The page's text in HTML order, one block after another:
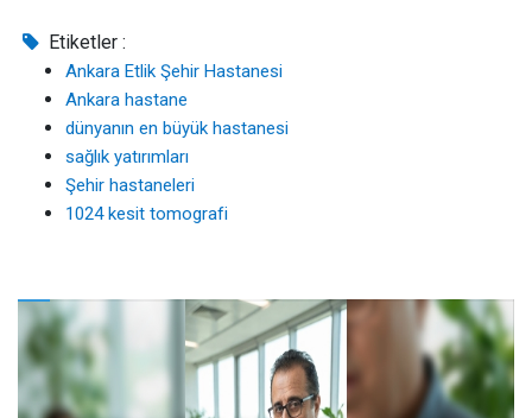
Etiketler :
Ankara Etlik Şehir Hastanesi
Ankara hastane
dünyanın en büyük hastanesi
sağlık yatırımları
Şehir hastaneleri
1024 kesit tomografi